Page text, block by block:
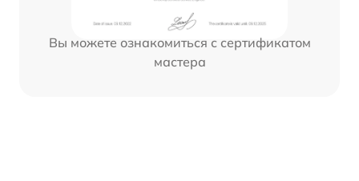
Вы можете ознакомиться с сертификатом
мастера